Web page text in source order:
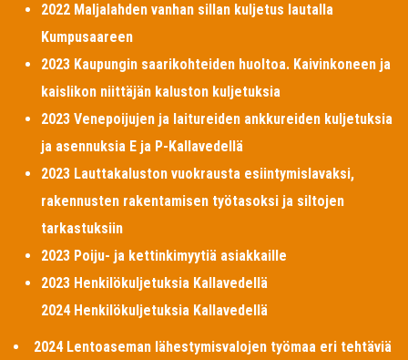
2022 Maljalahden vanhan sillan kuljetus lautalla
Kumpusaareen
2023 Kaupungin saarikohteiden huoltoa. Kaivinkoneen ja
kaislikon niittäjän kaluston kuljetuksia
2023 Venepoijujen ja laitureiden ankkureiden kuljetuksia
ja asennuksia E ja P-Kallavedellä
2023 Lauttakaluston vuokrausta esiintymislavaksi,
rakennusten rakentamisen työtasoksi ja siltojen
tarkastuksiin
2023 Poiju- ja kettinkimyytiä asiakkaille
2023 Henkilökuljetuksia Kallavedellä
2024 Henkilökuljetuksia Kallavedellä
2024 Lentoaseman lähestymisvalojen työmaa eri tehtäviä